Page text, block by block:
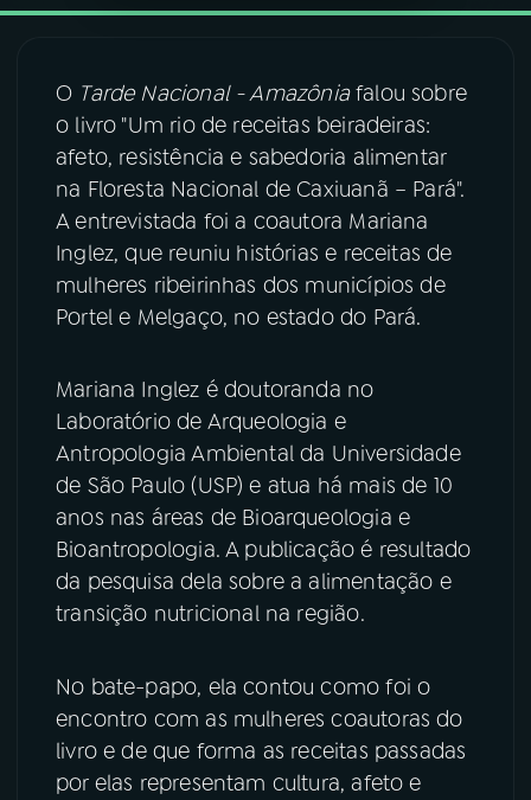
06VIDEOCASTS
07ÚLTIMAS
08FESTIVAL DE MÚSICA
ACOMPANHE A RÁDIO NACIONAL
YouTube Facebook
TikTok
O Tarde Nacional - Amazôniafalou sobre
o livro "Um rio de receitas beiradeiras:
afeto, resistência e sabedoria alimentar
na Floresta Nacional de Caxiuanã – Pará".
A entrevistada foi a coautora Mariana
Inglez, que reuniu histórias e receitas de
mulheres ribeirinhas dos municípios de
Portel e Melgaço, no estado do Pará.
Mariana Inglez é doutoranda no
Laboratório de Arqueologia e
Antropologia Ambiental da Universidade
de São Paulo (USP) e atua há mais de 10
anos nas áreas de Bioarqueologia e
Bioantropologia. A publicação é resultado
da pesquisa dela sobre a alimentação e
transição nutricional na região.
No bate-papo, ela contou como foi o
encontro com as mulheres coautoras do
livro e de que forma as receitas passadas
por elas representam cultura, afeto e